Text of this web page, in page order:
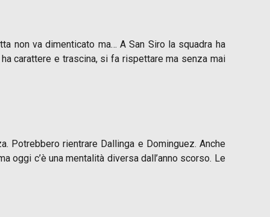
non va dimenticato ma… A San Siro la squadra ha
carattere e trascina, si fa rispettare ma senza mai
Potrebbero rientrare Dallinga e Dominguez. Anche
oggi c’è una mentalità diversa dall’anno scorso. Le